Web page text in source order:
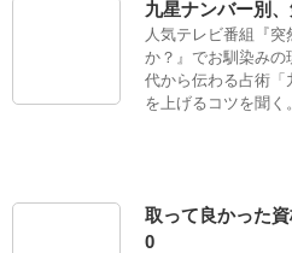
九星ナンバー別
人気テレビ番組『
か？』でお馴染みの
代から伝わる占術「
を上げるコツを聞く。
取って良かった
0